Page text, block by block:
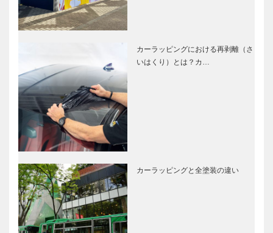
カーラッピングにおける再剥離（さ
いはくり）とは？カ…
カーラッピングと全塗装の違い